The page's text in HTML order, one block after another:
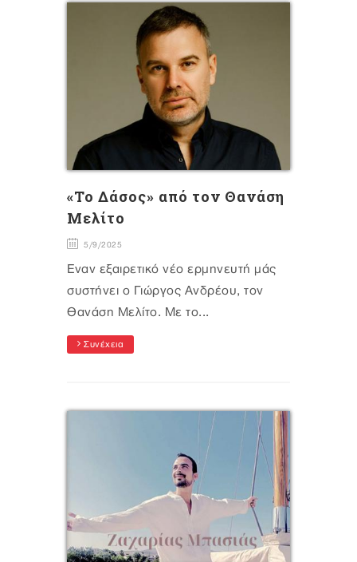
«Το Δάσος» από τον Θανάση
Μελίτο
5/9/2025
Έναν εξαιρετικό νέο ερμηνευτή μάς
συστήνει ο Γιώργος Ανδρέου, τον
Θανάση Μελίτο. Με το...
Συνέχεια